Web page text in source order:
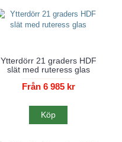
Ytterdörr 21 graders HDF
slät med ruteress glas
Från 6 985 kr
Köp